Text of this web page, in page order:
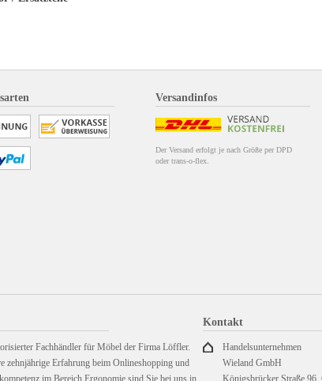
Versandinfos
Der Versand erfolgt je nach Größe per DPD
oder trans-o-flex.
Fachhändler für Möbel der Firma Löffler.
zehnjährige Erfahrung beim Onlineshopping und
im Bereich Ergonomie sind Sie bei uns in
Kontakt
Handelsunternehmen
Wieland GmbH
Königsbrücker Straße 96,